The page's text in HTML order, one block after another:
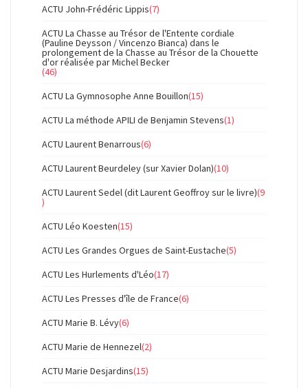
ACTU John-Frédéric Lippis(7)
ACTU La Chasse au Trésor de l'Entente cordiale
(Pauline Deysson / Vincenzo Bianca) dans le
prolongement de la Chasse au Trésor de la Chouette
d'or réalisée par Michel Becker
(46)
ACTU La Gymnosophe Anne Bouillon(15)
ACTU La méthode APILI de Benjamin Stevens(1)
ACTU Laurent Benarrous(6)
ACTU Laurent Beurdeley (sur Xavier Dolan)(10)
ACTU Laurent Sedel (dit Laurent Geoffroy sur le livre)(9
)
ACTU Léo Koesten(15)
ACTU Les Grandes Orgues de Saint-Eustache(5)
ACTU Les Hurlements d'Léo(17)
ACTU Les Presses d'île de France(6)
ACTU Marie B. Lévy(6)
ACTU Marie de Hennezel(2)
ACTU Marie Desjardins(15)